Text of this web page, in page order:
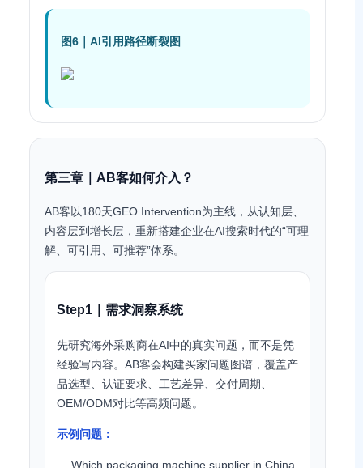
图6｜AI引用路径断裂图
第三章｜AB客如何介入？
AB客以180天GEO Intervention为主线，从认知层、
内容层到增长层，重新搭建企业在AI搜索时代的“可理
解、可引用、可推荐”体系。
Step1｜需求洞察系统
先研究海外采购商在AI中的真实问题，而不是凭
经验写内容。AB客会构建买家问题图谱，覆盖产
品选型、认证要求、工艺差异、交付周期、
OEM/ODM对比等高频问题。
示例问题：
Which packaging machine supplier in China